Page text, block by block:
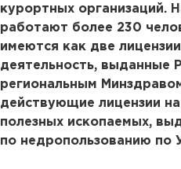
курортных организаций.
работают более 230
имеются как две
деятельность, выданные
региональным
действующие лицензии
полезных ископаемых,
по недропользованию по